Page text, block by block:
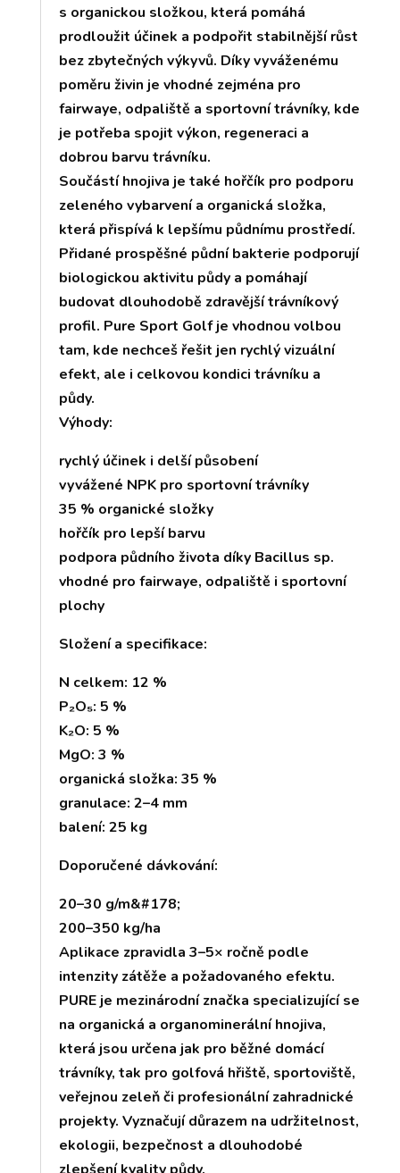
s organickou složkou, která pomáhá
prodloužit účinek a podpořit stabilnější růst
bez zbytečných výkyvů. Díky vyváženému
poměru živin je vhodné zejména pro
fairwaye, odpaliště a sportovní trávníky, kde
je potřeba spojit výkon, regeneraci a
dobrou barvu trávníku.
Součástí hnojiva je také hořčík pro podporu
zeleného vybarvení a organická složka,
která přispívá k lepšímu půdnímu prostředí.
Přidané prospěšné půdní bakterie podporují
biologickou aktivitu půdy a pomáhají
budovat dlouhodobě zdravější trávníkový
profil. Pure Sport Golf je vhodnou volbou
tam, kde nechceš řešit jen rychlý vizuální
efekt, ale i celkovou kondici trávníku a
půdy.
Výhody:
rychlý účinek i delší působení
vyvážené NPK pro sportovní trávníky
35 % organické složky
hořčík pro lepší barvu
podpora půdního života díky Bacillus sp.
vhodné pro fairwaye, odpaliště i sportovní
plochy
Složení a specifikace:
N celkem: 12 %
P₂O₅: 5 %
K₂O: 5 %
MgO: 3 %
organická složka: 35 %
granulace: 2–4 mm
balení: 25 kg
Doporučené dávkování:
20–30 g/m&#178;
200–350 kg/ha
Aplikace zpravidla 3–5× ročně podle
intenzity zátěže a požadovaného efektu.
PURE je mezinárodní značka specializující se
na organická a organominerální hnojiva,
která jsou určena jak pro běžné domácí
trávníky, tak pro golfová hřiště, sportoviště,
veřejnou zeleň či profesionální zahradnické
projekty. Vyznačují důrazem na udržitelnost,
ekologii, bezpečnost a dlouhodobé